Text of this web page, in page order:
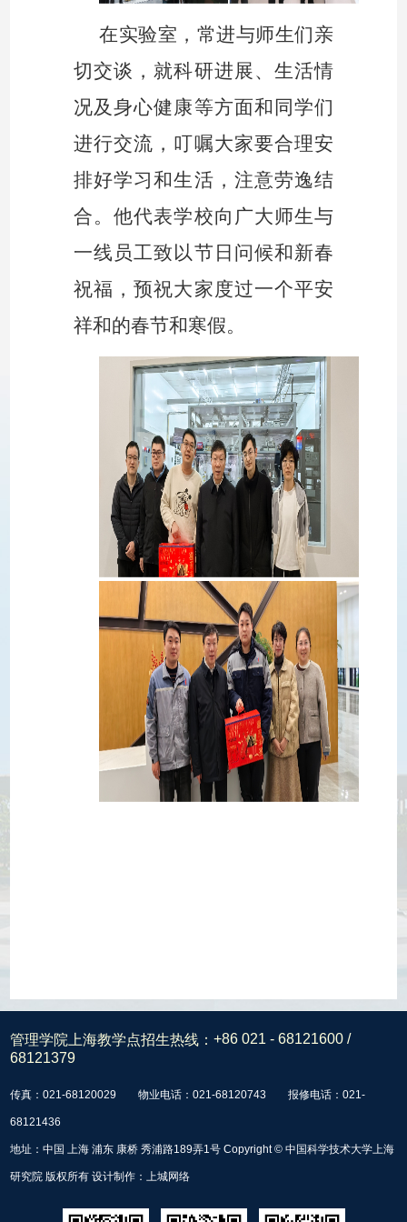
在实验室，常进与师生们亲
切交谈，就科研进展、生活情
况及身心健康等方面和同学们
进行交流，叮嘱大家要合理安
排好学习和生活，注意劳逸结
合。他代表学校向广大师生与
一线员工致以节日问候和新春
祝福，预祝大家度过一个平安
祥和的春节和寒假。
管理学院上海教学点招生热线：+86 021 - 68121600 /
68121379
传真：021-68120029 物业电话：021-68120743 报修电话：021-
68121436
地址：中国 上海 浦东 康桥 秀浦路189弄1号 Copyright © 中国科学技术大学上海
研究院 版权所有 设计制作： 上城网络